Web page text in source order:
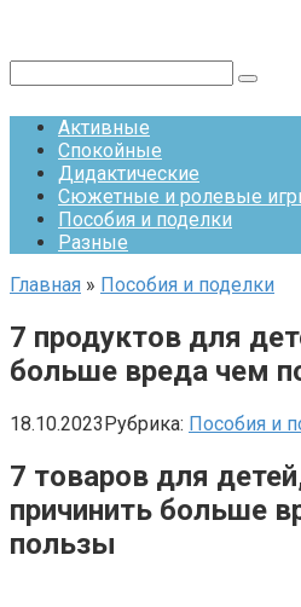
Активные
Спокойные
Дидактические
Сюжетные и ролевые
Пособия и поделки
Разные
Главная » Пособия и поделки
7 продуктов для
больше вреда чем
18.10.2023Рубрика: Пособия и
7 товаров для
причинить больше
пользы